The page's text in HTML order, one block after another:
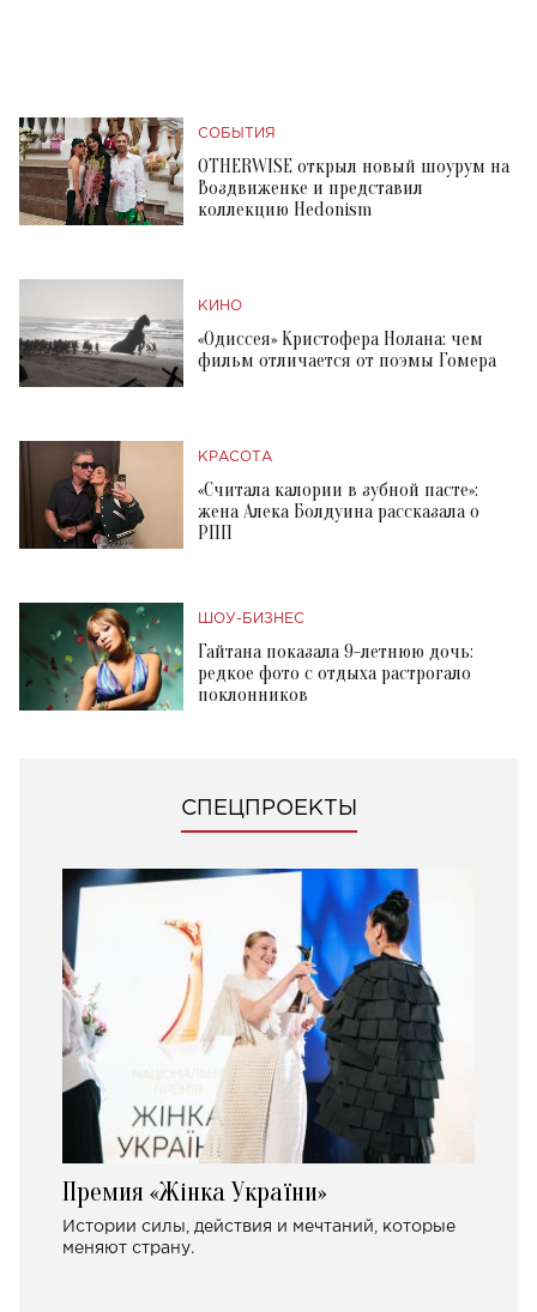
СОБЫТИЯ
OTHERWISE открыл новый шоурум на
Воздвиженке и представил
коллекцию Hedonism
КИНО
«Одиссея» Кристофера Нолана: чем
фильм отличается от поэмы Гомера
КРАСОТА
«Считала калории в зубной пасте»:
жена Алека Болдуина рассказала о
РПП
ШОУ-БИЗНЕС
Гайтана показала 9-летнюю дочь:
редкое фото с отдыха растрогало
поклонников
СПЕЦПРОЕКТЫ
Премия «Жінка України»
Истории силы, действия и мечтаний, которые
меняют страну.